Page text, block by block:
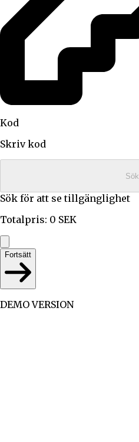
Kod
Skriv kod
Sök
Sök för att se tillgänglighet
Totalpris: 0 SEK
Fortsätt
DEMO VERSION